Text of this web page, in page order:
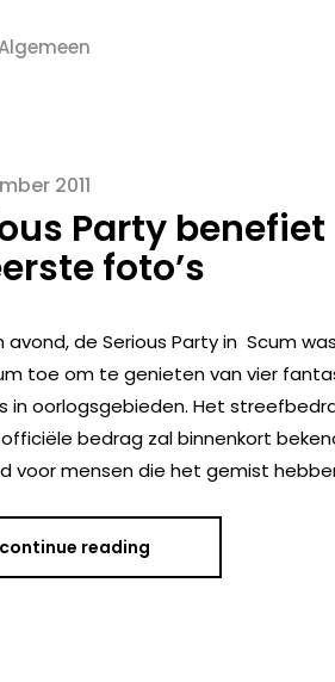
2011
Party
foto’s
avond, de Serious Party in Scum
toe om te genieten van vier
in oorlogsgebieden. Het
officiële bedrag zal binnenkort
voor mensen die het gemist
continue reading